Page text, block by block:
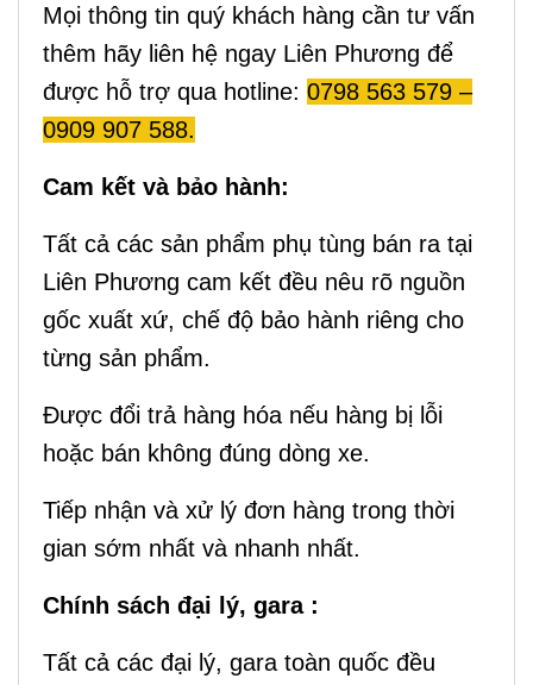
Mọi thông tin quý khách hàng cần tư vấn
thêm hãy liên hệ ngay Liên Phương để
được hỗ trợ qua hotline: 0798 563 579 –
0909 907 588.
Cam kết và bảo hành:
Tất cả các sản phẩm phụ tùng bán ra tại
Liên Phương cam kết đều nêu rõ nguồn
gốc xuất xứ, chế độ bảo hành riêng cho
từng sản phẩm.
Được đổi trả hàng hóa nếu hàng bị lỗi
hoặc bán không đúng dòng xe.
Tiếp nhận và xử lý đơn hàng trong thời
gian sớm nhất và nhanh nhất.
Chính sách đại lý, gara :
Tất cả các đại lý, gara toàn quốc đều